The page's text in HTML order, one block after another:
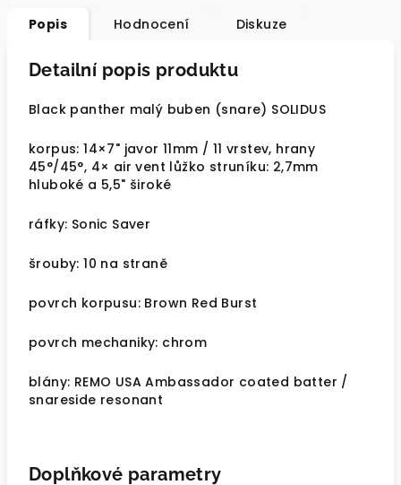
Popis Hodnocení Diskuze
Detailní popis produktu
Black panther malý buben (snare) SOLIDUS
korpus: 14×7" javor 11mm / 11 vrstev, hrany
45°/45°, 4× air vent lůžko struníku: 2,7mm
hluboké a 5,5" široké
ráfky: Sonic Saver
šrouby: 10 na straně
povrch korpusu: Brown Red Burst
povrch mechaniky: chrom
blány: REMO USA Ambassador coated batter /
snareside resonant
Doplňkové parametry